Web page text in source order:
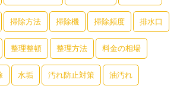
掃除方法 掃除機 掃除頻度 排水口
整理整頓 整理方法 料金の相場
水垢 汚れ防止対策 油汚れ